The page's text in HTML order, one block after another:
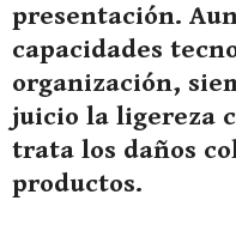
presentación.
capacidades
organización,
juicio la ligereza
trata los daños
productos.